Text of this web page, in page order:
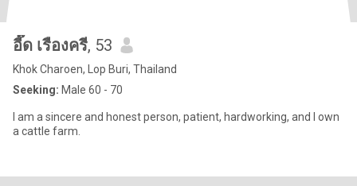
อี๊ด เรืองครี, 53
Khok Charoen, Lop Buri, Thailand
Seeking: Male 60 - 70
I am a sincere and honest person, patient, hardworking, and I own
a cattle farm.